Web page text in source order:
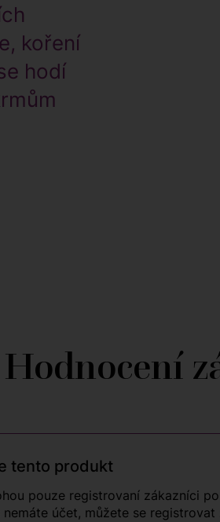
koření
hodí
Hodnocení
tento produkt
pouze registrovaní zákazníci po
nemáte účet, můžete se registrovat